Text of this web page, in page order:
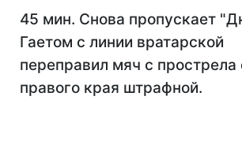
45 мин. Снова пропускает
Гаетом с линии вратарской
переправил мяч с прострела
правого края штрафной.